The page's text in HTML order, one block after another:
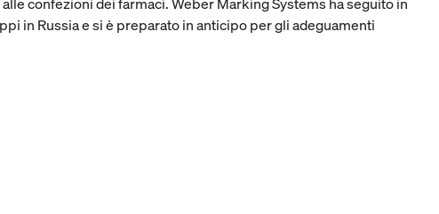
in Russia e si è preparato in anticipo per gli adeguamenti